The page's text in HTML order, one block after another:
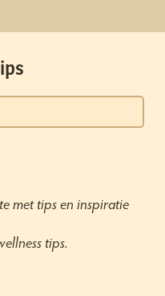
met tips en inspiratie
tips.